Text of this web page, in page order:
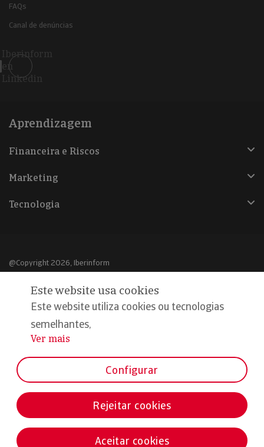
FAQs
Canal de denúncias
Iberinform
en
Linkedin
Aprendizagem
Financeira e Riscos
Marketing
Tecnologia
@Copyright 2026, Iberinform
Aviso legal
Política de cookies
Declaração de privacidade
Este website usa cookies
Este website utiliza cookies ou tecnologias
semelhantes,
...
Ver mais
Configurar
Rejeitar cookies
Aceitar cookies